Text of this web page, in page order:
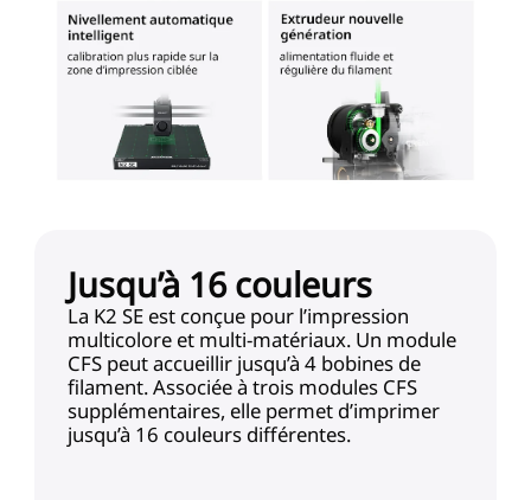
Jusqu’à 16 couleurs
La K2 SE est conçue pour l’impression
multicolore et multi-matériaux. Un module
CFS peut accueillir jusqu’à 4 bobines de
filament. Associée à trois modules CFS
supplémentaires, elle permet d’imprimer
jusqu’à 16 couleurs différentes.